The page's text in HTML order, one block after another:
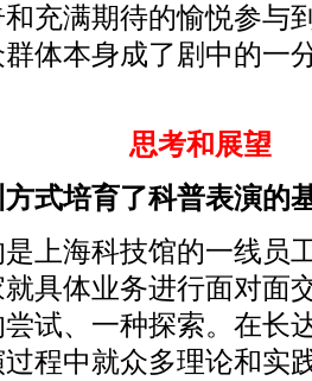
充满期待的愉悦参与
体本身成了剧中的一
思考和展望
式培育了科普表演的
海科技馆的一线员
具体业务进行面对面
试、一种探索。在长
程中就众多理论和实